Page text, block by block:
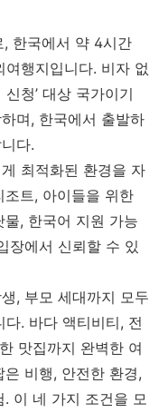
한국에서 약 4시간
행지입니다. 비자 없
청’ 대상 국가이기
며, 한국에서 출발하
다.
최적화된 환경을 자
트, 아이들을 위한
, 한국어 지원 가능
장에서 신뢰할 수 있
, 부모 세대까지 모두
. 바다 액티비티, 전
맛집까지 완벽한 여
비행, 안전한 환경,
이 네 가지 조건을 모